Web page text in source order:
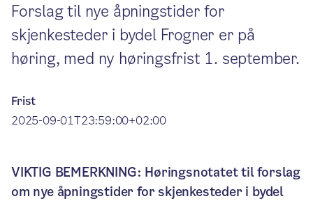
Forslag til nye åpningstider for
skjenkesteder i bydel Frogner er på
høring, med ny høringsfrist 1. september.
Frist
2025-09-01T23:59:00+02:00
VIKTIG BEMERKNING: Høringsnotatet til forslag
om nye åpningstider for skjenkesteder i bydel